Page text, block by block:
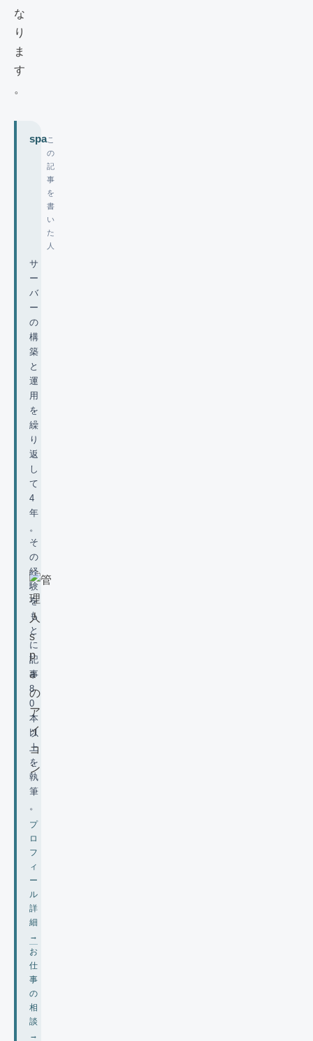
な
り
ま
す
。
spaこ
の
記
事
を
書
い
た
人
サ
ー
バ
ー
の
構
築
と
運
用
を
繰
り
返
し
て
4
年
。
そ
の
経
験
を
も
と
に
記
事
8
0
本
以
上
を
執
筆
。
プ
ロ
フ
ィ
ー
ル
詳
細
→
お
仕
事
の
相
談
→